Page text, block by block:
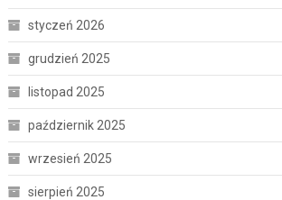
styczeń 2026
grudzień 2025
listopad 2025
październik 2025
wrzesień 2025
sierpień 2025